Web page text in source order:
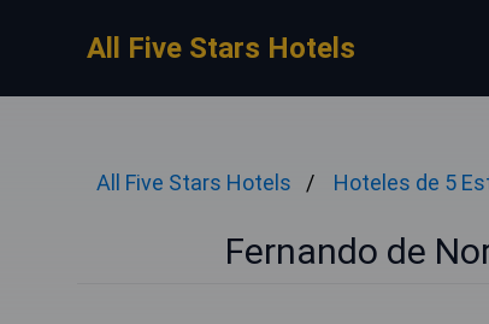
All Five Stars Hotels
All Five Stars Hotels Hoteles de 5
Fernando de